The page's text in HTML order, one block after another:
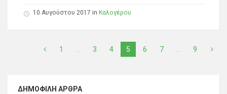
10 Αυγούστου 2017 in Καλογέρου
1 3 4 5 6 7 9
ΔΗΜΟΦΙΛΉ ΆΡΘΡΑ